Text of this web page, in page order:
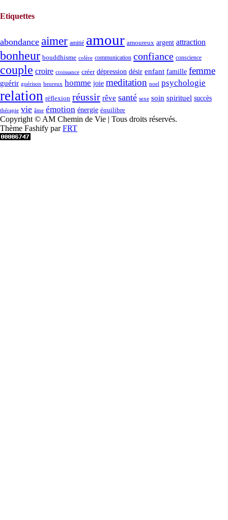
Etiquettes
abondance aimer amitié amour amoureux argent attraction
bonheur bouddhisme colère communication confiance conscience
couple croire croissance créer dépression désir enfant famille femme
guérir guérison heureux homme joie meditation noel psychologie
relation réflexion réussir rêve santé sexe soin spirituel succès
thérapie vie âme émotion énergie équilibre
Copyright © AM Chemin de Vie | Tous droits réservés.
Thème Fashify parFRT